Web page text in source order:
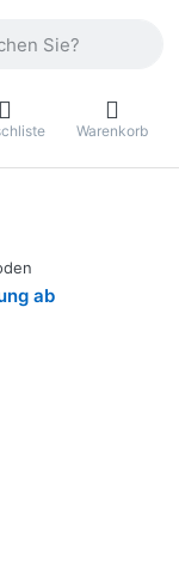
Warenkorb
ab